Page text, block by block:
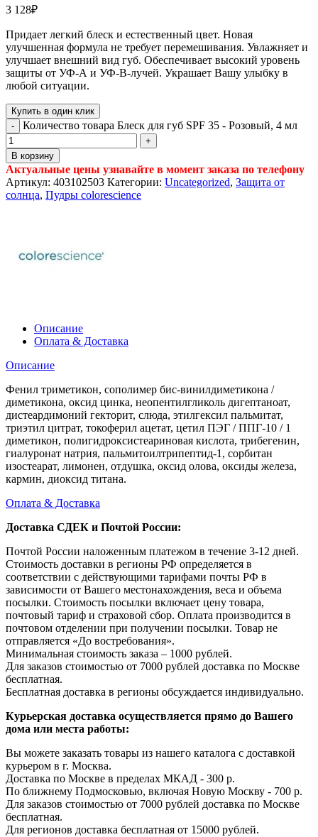
3 128₽
Придает легкий блеск и естественный цвет. Новая
улучшенная формула не требует перемешивания. Увлажняет и
улучшает внешний вид губ. Обеспечивает высокий уровень
защиты от УФ-А и УФ-В-лучей. Украшает Вашу улыбку в
любой ситуации.
Купить в один клик
Количество товара Блеск для губ SPF 35 - Розовый, 4 мл
В корзину
Актуальные цены узнавайте в момент заказа по телефону
Артикул: 403102503 Категории: Uncategorized, Защита от
солнца, Пудры colorescience
Описание
Оплата & Доставка
Описание
Фенил триметикон, сополимер бис-винилдиметикона /
диметикона, оксид цинка, неопентилгликоль дигептаноат,
дистеардимоний гекторит, слюда, этилгексил пальмитат,
триэтил цитрат, токоферил ацетат, цетил ПЭГ / ППГ-10 / 1
диметикон, полигидроксистеариновая кислота, трибегенин,
гиалуронат натрия, пальмитоилтрипептид-1, сорбитан
изостеарат, лимонен, отдушка, оксид олова, оксиды железа,
кармин, диоксид титана.
Оплата & Доставка
Доставка СДЕК и Почтой России:
Почтой России наложенным платежом в течение 3-12 дней.
Стоимость доставки в регионы РФ определяется в
соответствии с действующими тарифами почты РФ в
зависимости от Вашего местонахождения, веса и объема
посылки. Стоимость посылки включает цену товара,
почтовый тариф и страховой сбор. Оплата производится в
почтовом отделении при получении посылки. Товар не
отправляется «До востребования».
Минимальная стоимость заказа – 1000 рублей.
Для заказов стоимостью от 7000 рублей доставка по Москве
бесплатная.
Бесплатная доставка в регионы обсуждается индивидуально.
Курьерская доставка осуществляется прямо до Вашего
дома или места работы:
Вы можете заказать товары из нашего каталога с доставкой
курьером в г. Москва.
Доставка по Москве в пределах МКАД - 300 р.
По ближнему Подмосковью, включая Новую Москву - 700 р.
Для заказов стоимостью от 7000 рублей доставка по Москве
бесплатная.
Для регионов доставка бесплатная от 15000 рублей.